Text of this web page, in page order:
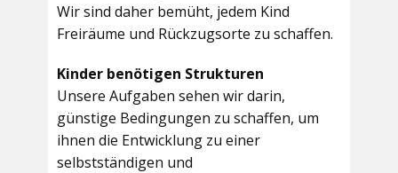
Wir sind daher bemüht, jedem Kind
Freiräume und Rückzugsorte zu schaffen.
Kinder benötigen Strukturen
Unsere Aufgaben sehen wir darin,
günstige Bedingungen zu schaffen, um
ihnen die Entwicklung zu einer
selbstständigen und